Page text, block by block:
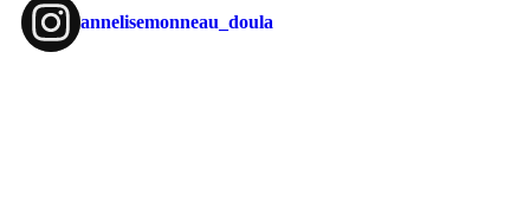
annelisemonneau_doula